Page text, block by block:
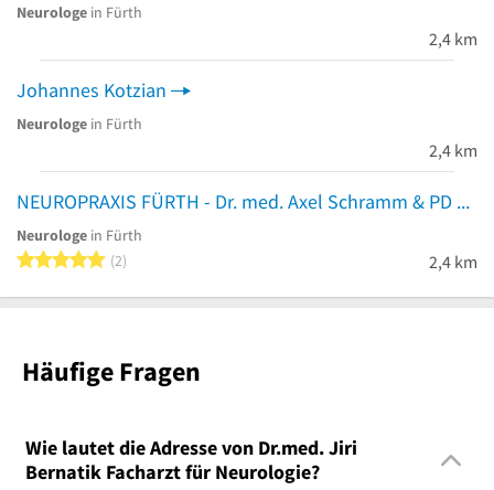
Neurologe in Fürth
2,4 km
Johannes Kotzian
Neurologe in Fürth
2,4 km
NEUROPRAXIS FÜRTH - Dr. med. Axel Schramm & PD Dr. med. Lorenz Breuer
Neurologe in Fürth
5 von 5 Sternen
2 2,4 km
Häufige Fragen
Wie lautet die Adresse von Dr.med. Jiri
Bernatik Facharzt für Neurologie?